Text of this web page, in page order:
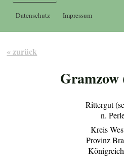
Datenschutz Impressum
« zurück
Rittergut
n.
Kreis
Provinz